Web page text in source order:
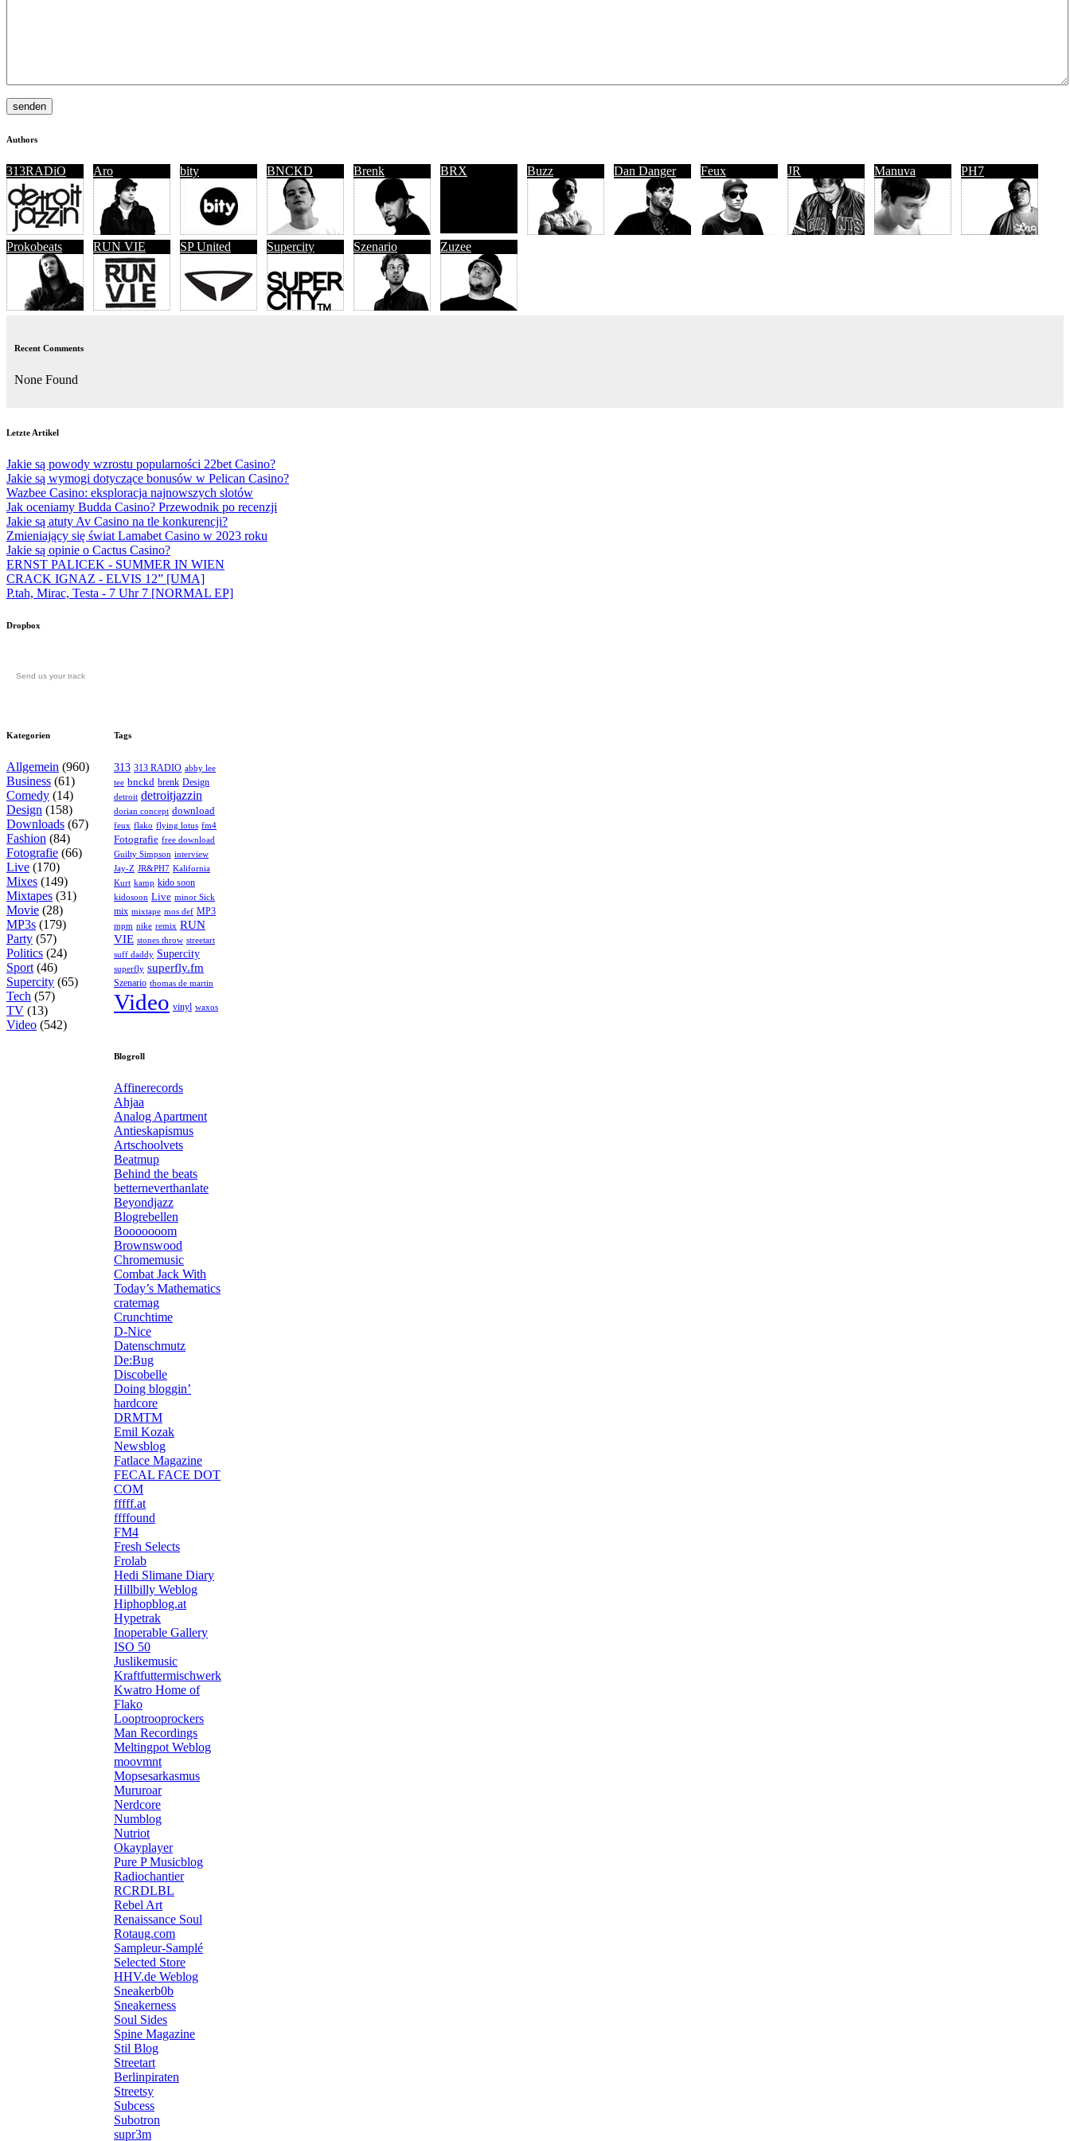
Authors
313RADiO Aro bity BNCKD Brenk BRX Buzz Dan Danger Feux JR Manuva PH7
Prokobeats RUN VIE SP United Supercity Szenario Zuzee
Recent Comments
None Found
Letzte Artikel
Jakie są powody wzrostu popularności 22bet Casino?
Jakie są wymogi dotyczące bonusów w Pelican Casino?
Wazbee Casino: eksploracja najnowszych slotów
Jak oceniamy Budda Casino? Przewodnik po recenzji
Jakie są atuty Av Casino na tle konkurencji?
Zmieniający się świat Lamabet Casino w 2023 roku
Jakie są opinie o Cactus Casino?
ERNST PALICEK - SUMMER IN WIEN
CRACK IGNAZ - ELVIS 12” [UMA]
P.tah, Mirac, Testa - 7 Uhr 7 [NORMAL EP]
Dropbox
Send us your track
Kategorien
Allgemein (960)
Business (61)
Comedy (14)
Design (158)
Downloads (67)
Fashion (84)
Fotografie (66)
Live (170)
Mixes (149)
Mixtapes (31)
Movie (28)
MP3s (179)
Party (57)
Politics (24)
Sport (46)
Supercity (65)
Tech (57)
TV (13)
Video (542)
Tags
313 313 RADIO abby lee
tee bnckd brenk Design
detroit detroitjazzin
dorian concept download
feux flako flying lotus fm4
Fotografie free download
Guilty Simpson interview
Jay-Z JR&PH7 Kalifornia
Kurt kamp kido soon
kidosoon Live minor Sick
mix mixtape mos def MP3
mpm nike remix RUN
VIE stones throw streetart
suff daddy Supercity
superfly superfly.fm
Szenario thomas de martin
Video vinyl waxos
Blogroll
Affinerecords
Ahjaa
Analog Apartment
Antieskapismus
Artschoolvets
Beatmup
Behind the beats
betterneverthanlate
Beyondjazz
Blogrebellen
Booooooom
Brownswood
Chromemusic
Combat Jack With
Today’s Mathematics
cratemag
Crunchtime
D-Nice
Datenschmutz
De:Bug
Discobelle
Doing bloggin’
hardcore
DRMTM
Emil Kozak
Newsblog
Fatlace Magazine
FECAL FACE DOT
COM
fffff.at
ffffound
FM4
Fresh Selects
Frolab
Hedi Slimane Diary
Hillbilly Weblog
Hiphopblog.at
Hypetrak
Inoperable Gallery
ISO 50
Juslikemusic
Kraftfuttermischwerk
Kwatro Home of
Flako
Looptrooprockers
Man Recordings
Meltingpot Weblog
moovmnt
Mopsesarkasmus
Mururoar
Nerdcore
Numblog
Nutriot
Okayplayer
Pure P Musicblog
Radiochantier
RCRDLBL
Rebel Art
Renaissance Soul
Rotaug.com
Sampleur-Samplé
Selected Store
HHV.de Weblog
Sneakerb0b
Sneakerness
Soul Sides
Spine Magazine
Stil Blog
Streetart
Berlinpiraten
Streetsy
Subcess
Subotron
supr3m